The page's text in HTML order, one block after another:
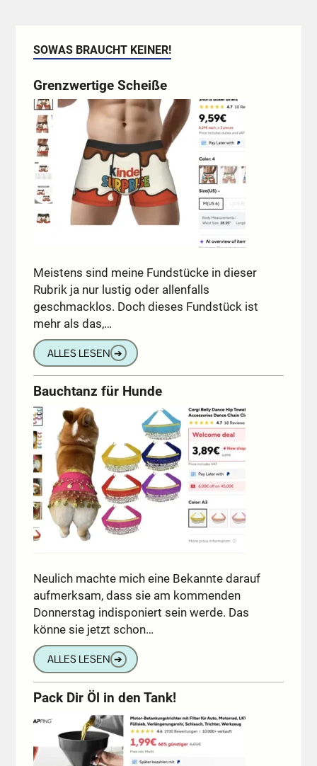
SOWAS BRAUCHT KEINER!
Grenzwertige Scheiße
Meistens sind meine Fundstücke in dieser
Rubrik ja nur lustig oder allenfalls
geschmacklos. Doch dieses Fundstück ist
mehr als das,…
ALLES LESEN ➔
Bauchtanz für Hunde
Neulich machte mich eine Bekannte darauf
aufmerksam, dass sie am kommenden
Donnerstag indisponiert sein werde. Das
könne sie jetzt schon…
ALLES LESEN ➔
Pack Dir Öl in den Tank!